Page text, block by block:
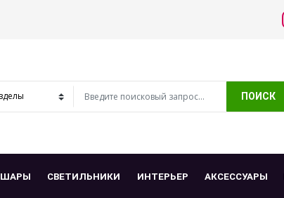
ПОИСК
ШАРЫ СВЕТИЛЬНИКИ ИНТЕРЬЕР АКСЕССУАРЫ